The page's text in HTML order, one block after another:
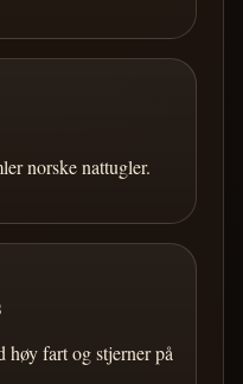
norske nattugler.
fart og stjerner på